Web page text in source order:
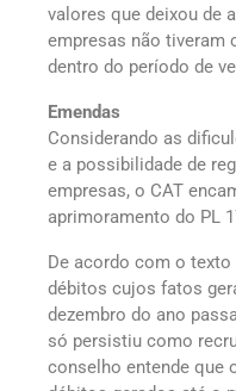
valores que deixou de
empresas não tiveram
dentro do período de
Emendas
Considerando as
e a possibilidade de
empresas, o CAT
aprimoramento do PL
De acordo com o
débitos cujos fatos
dezembro do ano
só persistiu como
conselho entende que